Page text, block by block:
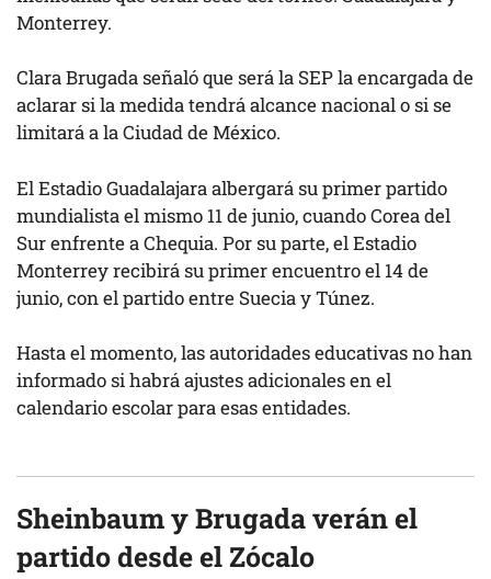
Monterrey.
Clara Brugada señaló que será la SEP la encargada de
aclarar si la medida tendrá alcance nacional o si se
limitará a la Ciudad de México.
El Estadio Guadalajara albergará su primer partido
mundialista el mismo 11 de junio, cuando Corea del
Sur enfrente a Chequia. Por su parte, el Estadio
Monterrey recibirá su primer encuentro el 14 de
junio, con el partido entre Suecia y Túnez.
Hasta el momento, las autoridades educativas no han
informado si habrá ajustes adicionales en el
calendario escolar para esas entidades.
Sheinbaum y Brugada verán el
partido desde el Zócalo